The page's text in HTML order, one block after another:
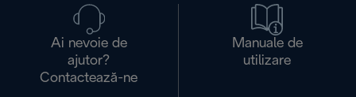
Ai nevoie de
ajutor?
Contactează-ne
Manuale de
utilizare